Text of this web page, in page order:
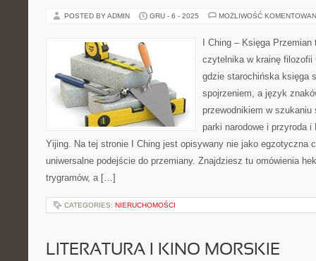
POSTED BY ADMIN GRU - 6 - 2025 MOŻLIWOŚĆ
I Ching – Księga
czytelnika w krainę filozofii
gdzie starochińska księga
spojrzeniem, a język
przewodnikiem w
parki narodowe i przyroda i
Yijing. Na tej stronie I Ching jest opisywany nie jako egzotyczna
uniwersalne podejście do przemiany. Znajdziesz tu omówienia
trygramów, a […]
CATEGORIES: NIERUCHOMOŚCI
LITERATURA I KINO MORSKIE